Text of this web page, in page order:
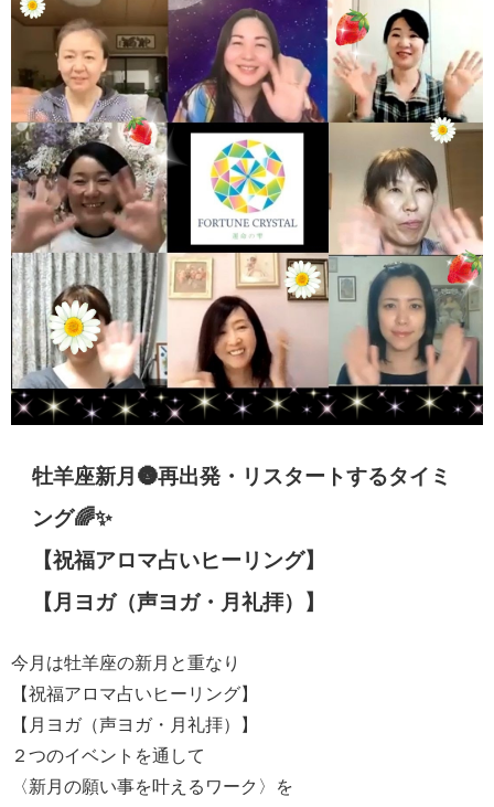
牡羊座新月🌚再出発・リスタートするタイミ
ング🌈✨
【祝福アロマ占いヒーリング】
【月ヨガ（声ヨガ・月礼拝）】
今月は牡羊座の新月と重なり
【祝福アロマ占いヒーリング】
【月ヨガ（声ヨガ・月礼拝）】
２つのイベントを通して
〈新月の願い事を叶えるワーク〉を